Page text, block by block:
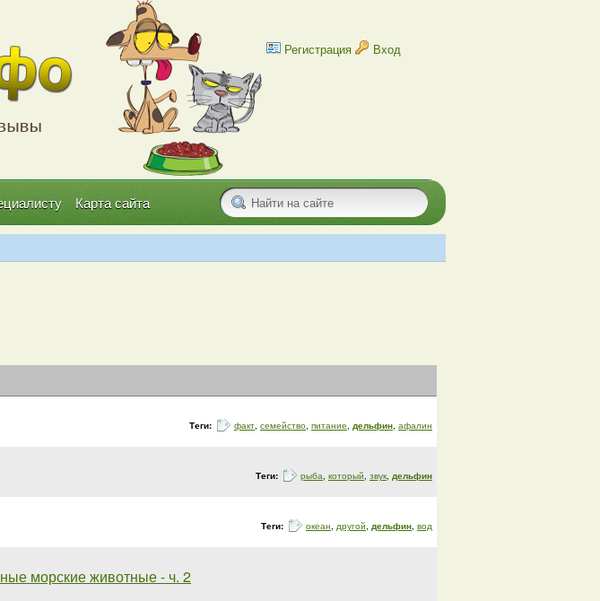
Регистрация Вход
Карта сайта
Теги: факт, семейство, питание, дельфин, афалин
Теги: рыба, который, звук, дельфин
Теги: океан, другой, дельфин, вод
морские животные - ч. 2